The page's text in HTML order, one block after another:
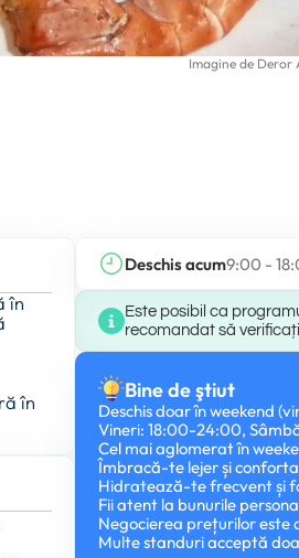
Imagine de Deror
în
în
Deschis acum9:00 -
Este posibil ca
recomandat să
Bine de ştiut
Deschis doar în weekend
Vineri: 18:00-24:00,
Cel mai aglomerat în
Îmbracă-te lejer și
Hidratează-te frecvent și
Fii atent la bunurile
Negocierea prețurilor este
Multe standuri acceptă